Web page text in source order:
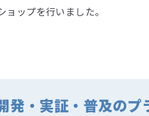
ップを行いました。
・実証・普及のプ